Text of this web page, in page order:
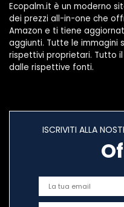
Ecopalm.it è un moderno
dei prezzi all-in-one che
Amazon e ti tiene
aggiunti. Tutte le
rispettivi proprietari. Tutto
dalle rispettive fonti.
ISCRIVITI ALLA